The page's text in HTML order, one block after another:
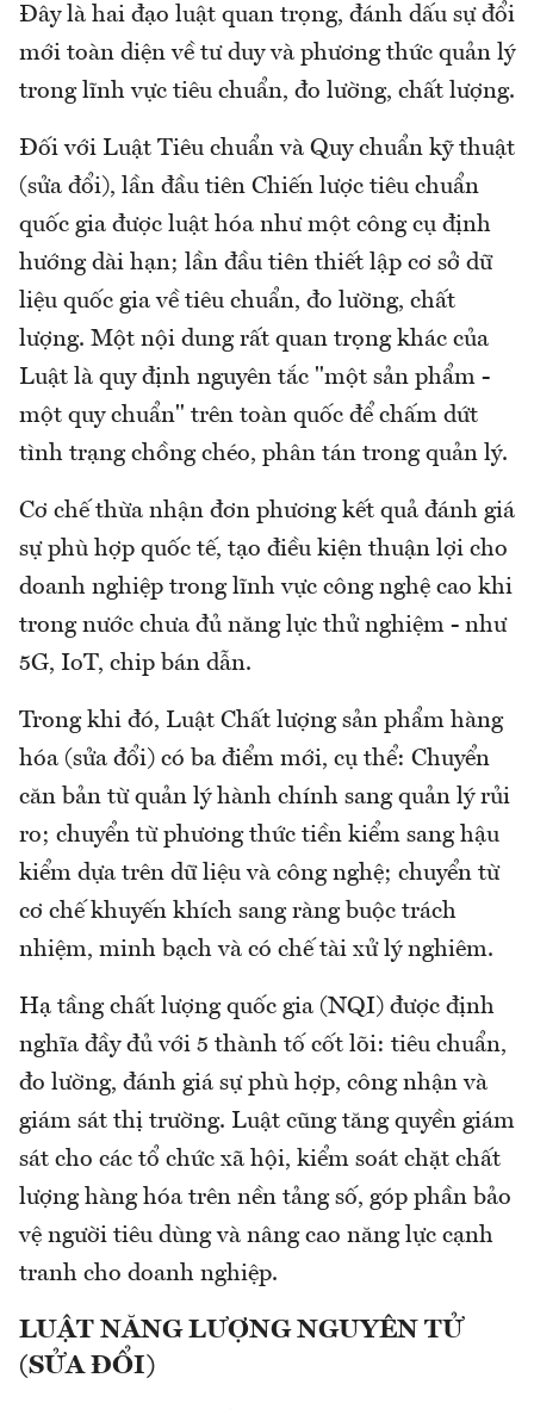
Đây là hai đạo luật quan trọng, đánh dấu sự đổi
mới toàn diện về tư duy và phương thức quản lý
trong lĩnh vực tiêu chuẩn, đo lường, chất lượng.
Đối với Luật Tiêu chuẩn và Quy chuẩn kỹ thuật
(sửa đổi), lần đầu tiên Chiến lược tiêu chuẩn
quốc gia được luật hóa như một công cụ định
hướng dài hạn; lần đầu tiên thiết lập cơ sở dữ
liệu quốc gia về tiêu chuẩn, đo lường, chất
lượng. Một nội dung rất quan trọng khác của
Luật là quy định nguyên tắc "một sản phẩm -
một quy chuẩn" trên toàn quốc để chấm dứt
tình trạng chồng chéo, phân tán trong quản lý.
Cơ chế thừa nhận đơn phương kết quả đánh giá
sự phù hợp quốc tế, tạo điều kiện thuận lợi cho
doanh nghiệp trong lĩnh vực công nghệ cao khi
trong nước chưa đủ năng lực thử nghiệm - như
5G, IoT, chip bán dẫn.
Trong khi đó, Luật Chất lượng sản phẩm hàng
hóa (sửa đổi) có ba điểm mới, cụ thể: Chuyển
căn bản từ quản lý hành chính sang quản lý rủi
ro; chuyển từ phương thức tiền kiểm sang hậu
kiểm dựa trên dữ liệu và công nghệ; chuyển từ
cơ chế khuyến khích sang ràng buộc trách
nhiệm, minh bạch và có chế tài xử lý nghiêm.
Hạ tầng chất lượng quốc gia (NQI) được định
nghĩa đầy đủ với 5 thành tố cốt lõi: tiêu chuẩn,
đo lường, đánh giá sự phù hợp, công nhận và
giám sát thị trường. Luật cũng tăng quyền giám
sát cho các tổ chức xã hội, kiểm soát chặt chất
lượng hàng hóa trên nền tảng số, góp phần bảo
vệ người tiêu dùng và nâng cao năng lực cạnh
tranh cho doanh nghiệp.
LUẬT NĂNG LƯỢNG NGUYÊN TỬ
(SỬA ĐỔI)